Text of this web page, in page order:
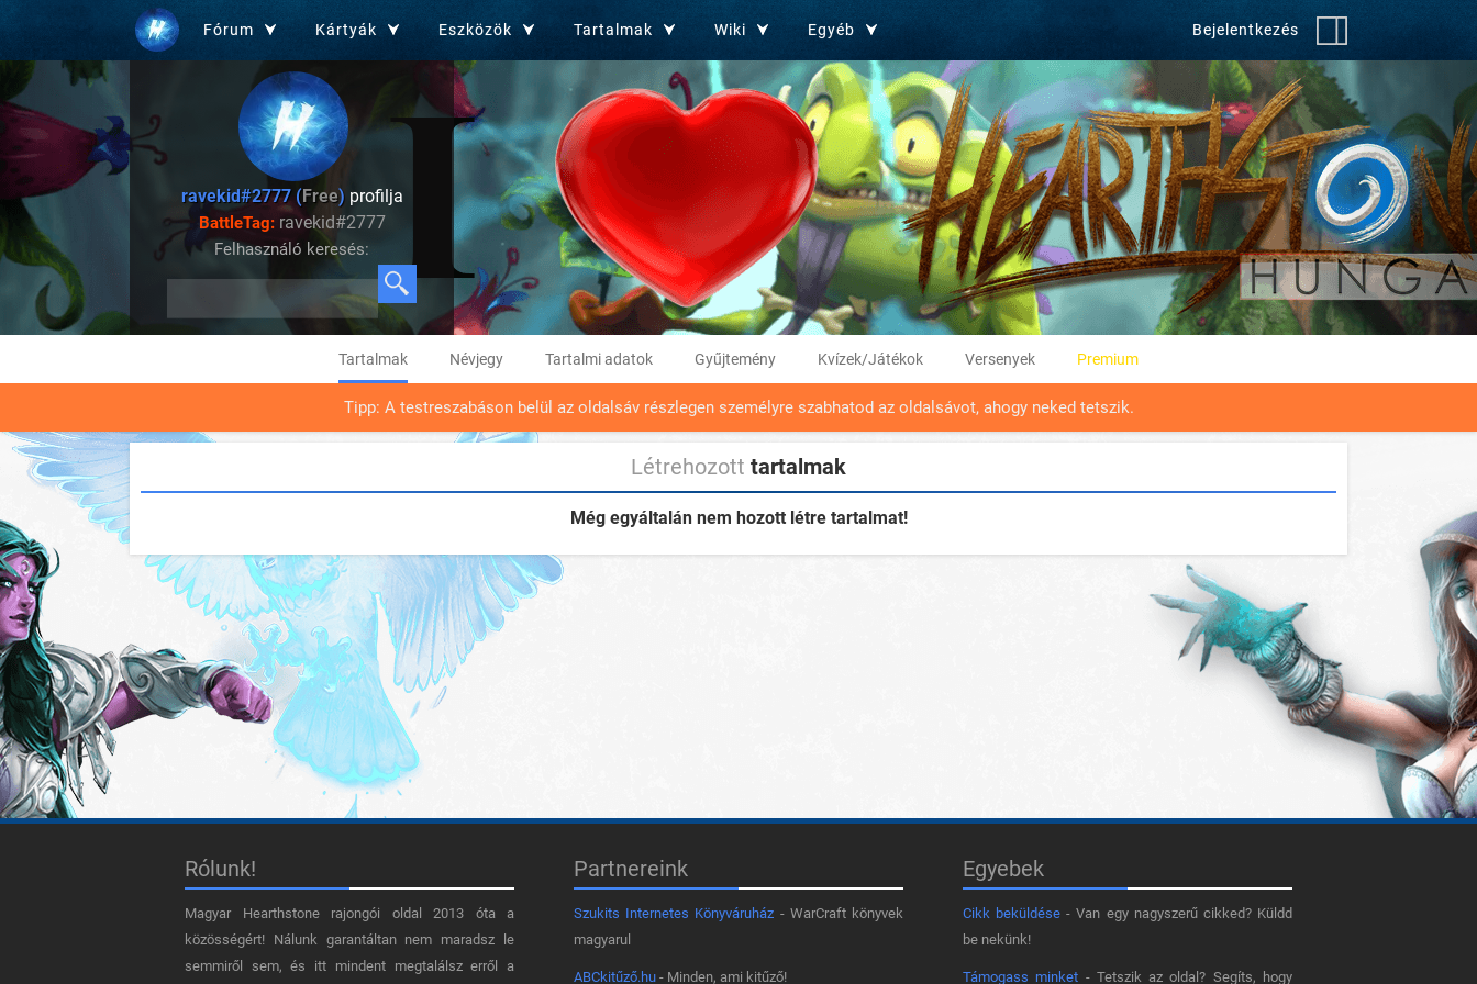
Fórum Kártyák Eszközök Tartalmak Wiki Egyéb Bejelentkezés
ravekid#2777 (Free)profilja
BattleTag:ravekid#2777
Felhasználó keresés:
Tartalmak Névjegy Tartalmi adatok Gyűjtemény Kvízek/Játékok Versenyek Premium
Tipp: A testreszabáson belül az oldalsáv részlegen személyre szabhatod az oldalsávot, ahogy neked tetszik.
Létrehozott tartalmak
Még egyáltalán nem hozott létre tartalmat!
Rólunk!
Magyar Hearthstone​ rajongói oldal 2013 óta a
közösségért! Nálunk garantáltan nem maradsz le
semmiről sem, és itt mindent megtalálsz erről a
Partnereink
Szukits Internetes Könyváruház - WarCraft könyvek
magyarul
ABCkitűző.hu - Minden, ami kitűző!
Egyebek
Cikk beküldése - Van egy nagyszerű cikked? Küldd
be nekünk!
Támogass minket - Tetszik az oldal? Segíts, hogy